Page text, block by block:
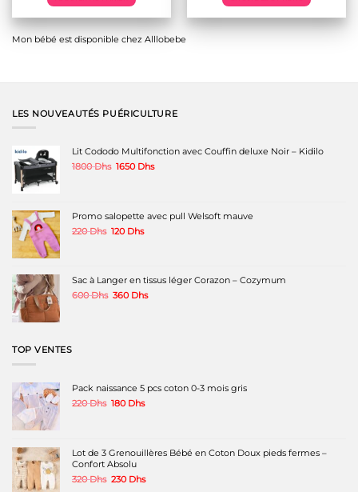
était :
1000 Dhs.
est :
790 Dhs.
options
page
Mon bébé est disponible chez Alllobebe
LES NOUVEAUTÉS PUÉRICULTURE
Lit Cododo Multifonction avec Couffin deluxe Noir – Kidilo
1800Dhs Le
1650 DhsLe
1650 Dhs.
Promo salopette avec pull Welsoft mauve
220Dhs Le
220 Dhs.
120 DhsLe
120 Dhs.
Sac à Langer en tissus léger Corazon – Cozymum
600Dhs Le
360 DhsLe
TOP VENTES
Pack naissance 5 pcs coton 0-3 mois gris
220Dhs Le
220 Dhs.
180 DhsLe
180 Dhs.
Lot de 3 Grenouillères Bébé en Coton Doux pieds fermes –
Confort Absolu
320Dhs Le
230 DhsLe